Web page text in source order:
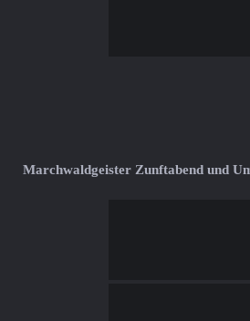
Marchwaldgeister Zunftabend und